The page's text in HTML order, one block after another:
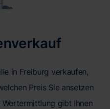
in Freiburg verkaufen,
Preis Sie ansetzen
gibt Ihnen